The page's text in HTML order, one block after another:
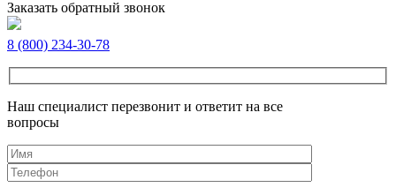
Заказать обратный звонок
8 (800) 234-30-78
Наш специалист перезвонит и ответит на все
вопросы